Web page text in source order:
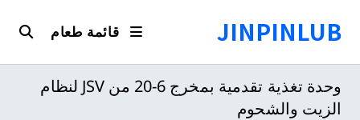
المحتوىJINPINLUB قائمة طعام
وحدة تغذية تقدمية بمخرج 6-20 من JSV لنظام
الزيت والشحوم